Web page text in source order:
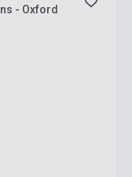
- Oxford